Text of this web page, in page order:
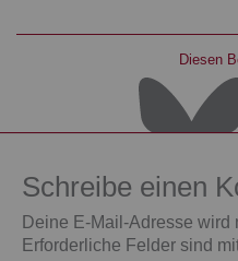
Diesen
Schreibe einen
Deine E-Mail-Adresse wird
Erforderliche Felder sind